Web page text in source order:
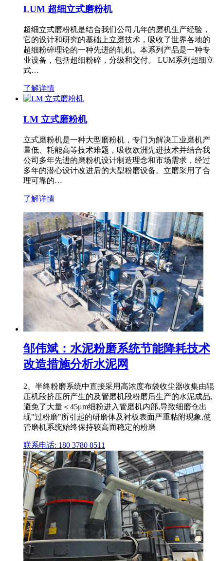
LUM 超细立式磨粉机
超细立式磨粉机是结合我们公司几年的磨机生产经验，
它的设计和研究的基础上立磨技术，吸收了世界各地的
超细粉碎理论的一种先进的轧机。本系列产品是一种专
业设备，包括超细粉碎，分级和交付。 LUM系列超细立
式…
了解详情
LM 立式磨粉机
立式磨粉机是一种大型磨粉机，专门为解决工业磨机产
量低、耗能高等技术难题，吸收欧洲先进技术并结合我
公司多年先进的磨粉机设计制造理念和市场需求，经过
多年的潜心设计改进后的大型粉磨设备。立磨采用了合
理可靠的…
了解详情
邹伟斌：水泥粉磨系统节能降耗技术
改造措施分析水泥网
2、半终粉磨系统中直接采用高浓度布袋收尘器收集由辊
压机段挤压所产生的及管磨机段粉磨后生产的水泥成品,
避免了大量＜45μm细粉进入管磨机内部,导致细磨仓出
现"过粉磨"所引起的研磨体及衬板表面严重粘附现象,使
管磨机系统始终保持较高而稳定的粉磨
联系电话: 180 3780 8511